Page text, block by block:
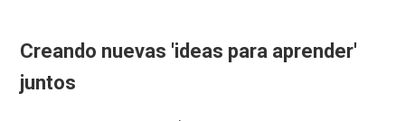
Creando nuevas 'ideas para aprender'
juntos